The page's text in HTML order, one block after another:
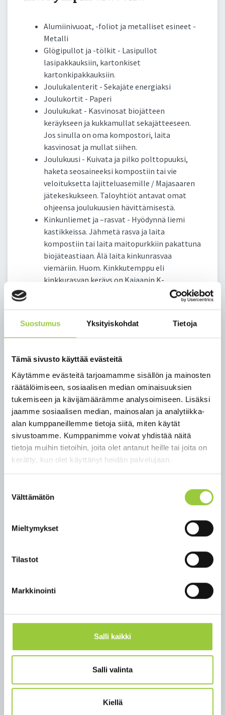
Suostumus Yksityiskohdat Tietoja
Tämä sivusto käyttää evästeitä
Käytämme evästeitä tarjoamamme sisällön ja mainosten
räätälöimiseen, sosiaalisen median ominaisuuksien
tukemiseen ja kävijämäärämme analysoimiseen. Lisäksi
jaamme sosiaalisen median, mainosalan ja analytiikka-
alan kumppaneillemme tietoja siitä, miten käytät
sivustoamme. Kumppanimme voivat yhdistää näitä
tietoja muihin tietoihin, joita olet antanut heille tai joita on
kerätty, kun olet käyttänyt heidän palvelujaan.
valinta
Välttämätön
Mieltymykset
Tilastot
Markkinointi
Salli kaikki
Salli valinta
Kiellä
Alumiinivuoat, -foliot ja metalliset esineet -
Metalli
Glögipullot ja -tölkit - Lasipullot
lasipakkauksiin, kartonkiset
kartonkipakkauksiin.
Joulukalenterit - Sekajäte energiaksi
Joulukortit - Paperi
Joulukukat - Kasvinosat biojätteen
keräykseen ja kukkamullat sekajätteeseen.
Jos sinulla on oma kompostori, laita
kasvinosat ja mullat siihen.
Joulukuusi - Kuivata ja pilko polttopuuksi,
haketa seosaineeksi kompostiin tai vie
veloituksetta lajitteluasemille / Majasaaren
jätekeskukseen. Taloyhtiöt antavat omat
ohjeensa joulukuusien hävittämisestä.
Kinkunliemet ja –rasvat - Hyödynnä liemi
kastikkeissa. Jähmetä rasva ja laita
kompostiin tai laita maitopurkkiin pakattuna
biojäteastiaan. Älä laita kinkunrasvaa
viemäriin. Huom. Kinkkutemppu eli
kinkkurasvan keräys on Kajaanin K-
Citymarketin P-alueella 18.12.2023 – 7.1.2024.
Kinkkurasvat voit viedä sinne kartonkitölkkiin
Kynttilät ja tuikkujen metallikuoret -
Steariini, kynttilänpätkät ja hautakynttilät
tuikkukuoret metallinkeräykseen.
Lahjakassit - Sekajäte energiaksi. Säilytä
ehjät lahjakassit uuteen käyttöön.
Lahjanauhat ja lahjapaperit - Sekajäte
energiaksi
Paristot - Myyntipisteisiin. Teippaa paristojen
navat piiloon.
Sähköiset jouluvalot - Myyntipisteisiin,
Entrinkiin tai lajitteluasemalle
Uudenvuoden tinat - Vaarallinen jäte
Vältä joulun ikävä kääntöpuoli eli pursuavat
roskikset. Anna lahjasi ilman ylenpalttisia kääreitä
lahjapussia kestokääreenä. Suosi aineettomia
lumitöitä tai pihanhoitoa. Myös lahjakortti
jalkahoitoon ilahduttaa varmasti. Ole tarkkana
ruokaa. Jos jouluaterioilta jää ruokaa, pakasta se
myöhemmin syötäväksi tai tee riperuokaa.
hyvää ja lämminhenkistä joulua!